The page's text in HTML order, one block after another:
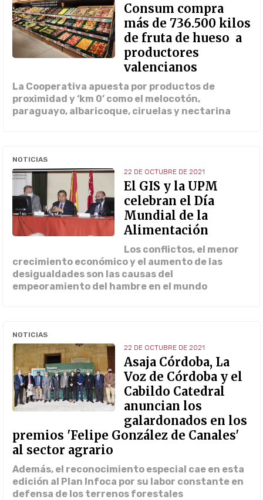
Consum compra
más de 736.500 kilos
de fruta de hueso a
productores
valencianos
La Cooperativa apuesta por productos de
proximidad y ‘km 0’ como el melocotón,
paraguayo, albaricoque, ciruelas y nectarina
NOTICIAS
22 DE OCTUBRE DE 2021
El GIS y la UPM
celebran el Día
Mundial de la
Alimentación
Los conflictos, el menor
crecimiento económico y el aumento de las
desigualdades son las causas del
empeoramiento del hambre en el mundo
NOTICIAS
22 DE OCTUBRE DE 2021
Asaja Córdoba, La
Voz de Córdoba y el
Cabildo Catedral
anuncian los
galardonados en los
premios 'Felipe González de Canales'
al sector agrario
Además, el reconocimiento especial cae en esta
edición al Plan Infoca por su labor constante en
defensa de los terrenos forestales